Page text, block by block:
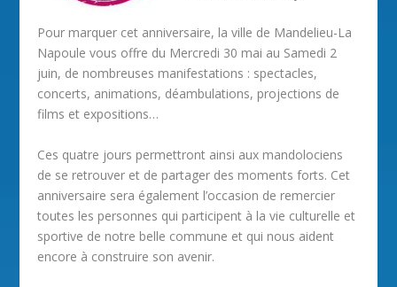
Pour marquer cet anniversaire, la ville de Mandelieu-La
Napoule vous offre du Mercredi 30 mai au Samedi 2
juin, de nombreuses manifestations : spectacles,
concerts, animations, déambulations, projections de
films et expositions…
Ces quatre jours permettront ainsi aux mandolociens
de se retrouver et de partager des moments forts. Cet
anniversaire sera également l’occasion de remercier
toutes les personnes qui participent à la vie culturelle et
sportive de notre belle commune et qui nous aident
encore à construire son avenir.